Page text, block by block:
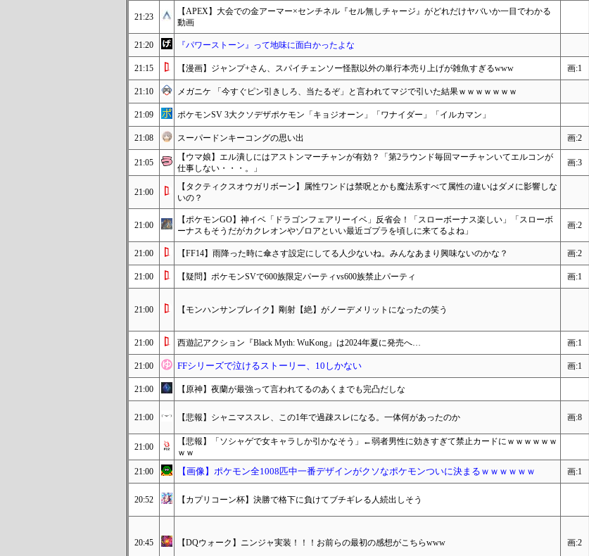
21:23
【APEX】大会での金アーマー×センチネル『セル無しチャージ』がどれだけヤバいか一目でわかる
動画
21:20 『パワーストーン』って地味に面白かったよな
21:15 【漫画】ジャンプ+さん、スパイチェンソー怪獣以外の単行本売り上げが雑魚すぎるwww 画:1
21:10 メガニケ 「今すぐピン引きしろ、当たるぞ」と言われてマジで引いた結果ｗｗｗｗｗｗｗ
21:09 ポケモンSV 3大クソデザポケモン「キョジオーン」「ワナイダー」「イルカマン」
21:08 スーパードンキーコングの思い出 画:2
21:05
【ウマ娘】エル潰しにはアストンマーチャンが有効？「第2ラウンド毎回マーチャンいてエルコンが
仕事しない・・・。」
画:3
21:00
【タクティクスオウガリボーン】属性ワンドは禁呪とかも魔法系すべて属性の違いはダメに影響しな
いの？
21:00
【ポケモンGO】神イベ「ドラゴンフェアリーイベ」反省会！「スローボーナス楽しい」「スローボ
ーナスもそうだがカクレオンやゾロアといい最近ゴプラを頃しに来てるよね」
画:2
21:00 【FF14】雨降った時に傘さす設定にしてる人少ないね。みんなあまり興味ないのかな？ 画:2
21:00 【疑問】ポケモンSVで600族限定パーティvs600族禁止パーティ 画:1
21:00 【モンハンサンブレイク】剛射【絶】がノーデメリットになったの笑う
21:00 西遊記アクション『Black Myth: WuKong』は2024年夏に発売へ… 画:1
21:00 FFシリーズで泣けるストーリー、10しかない 画:1
21:00 【原神】夜蘭が最強って言われてるのあくまでも完凸だしな
21:00 【悲報】シャニマススレ、この1年で過疎スレになる。一体何があったのか 画:8
21:00
【悲報】「ソシャゲで女キャラしか引かなそう」←弱者男性に効きすぎて禁止カードにｗｗｗｗｗｗ
ｗｗ
21:00 【画像】ポケモン全1008匹中一番デザインがクソなポケモンついに決まるｗｗｗｗｗｗ 画:1
20:52 【カプリコーン杯】決勝で格下に負けてブチギレる人続出しそう
20:45 【DQウォーク】ニンジャ実装！！！お前らの最初の感想がこちらwww 画:2